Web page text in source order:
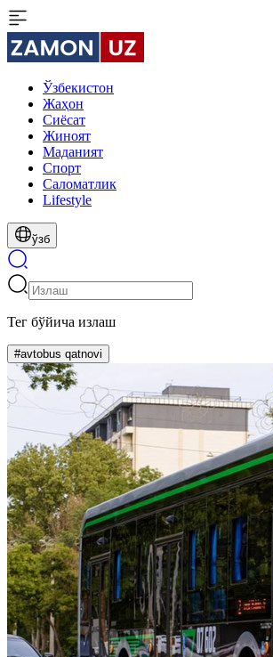
Ўзбекистон
Жаҳон
Сиёсат
Жиноят
Маданият
Спорт
Cаломатлик
Lifestyle
ўзб
Тег бўйича излаш
#avtobus qatnovi